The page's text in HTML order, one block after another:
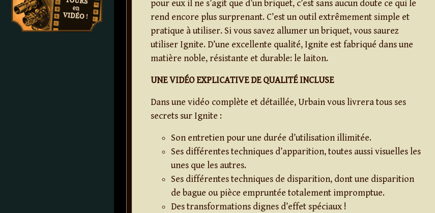
pour eux il ne s’agit que d’un briquet, c’est sans aucun doute ce qui le
rend encore plus surprenant. C’est un outil extrêmement simple et
pratique à utiliser. Si vous savez allumer un briquet, vous saurez
utiliser Ignite. D’une excellente qualité, Ignite est fabriqué dans une
matière noble, résistante et durable: le laiton.
UNE VIDÉO EXPLICATIVE DE QUALITÉ INCLUSE
Dans une vidéo complète et détaillée, Urbain vous livrera tous ses
secrets sur Ignite :
Son entretien pour une durée d’utilisation illimitée.
Ses différentes techniques d’apparition, toutes aussi visuelles les
unes que les autres.
Ses différentes techniques de disparition, dont une disparition
de bague ou pièce empruntée totalement impromptue.
Des transformations dignes d’effet spéciaux !